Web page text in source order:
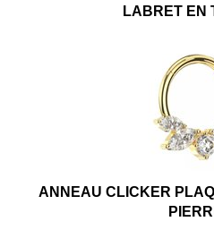
LABRET EN
ANNEAU CLICKER